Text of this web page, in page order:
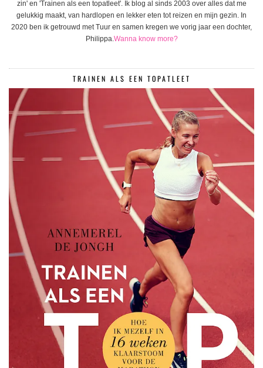
zin' en 'Trainen als een topatleet'. Ik blog al sinds 2003 over alles dat me
gelukkig maakt, van hardlopen en lekker eten tot reizen en mijn gezin. In
2020 ben ik getrouwd met Tuur en samen kregen we vorig jaar een dochter,
Philippa. Wanna know more?
TRAINEN ALS EEN TOPATLEET